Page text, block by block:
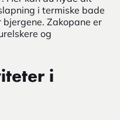
i termiske bade
Zakopane er
og
i